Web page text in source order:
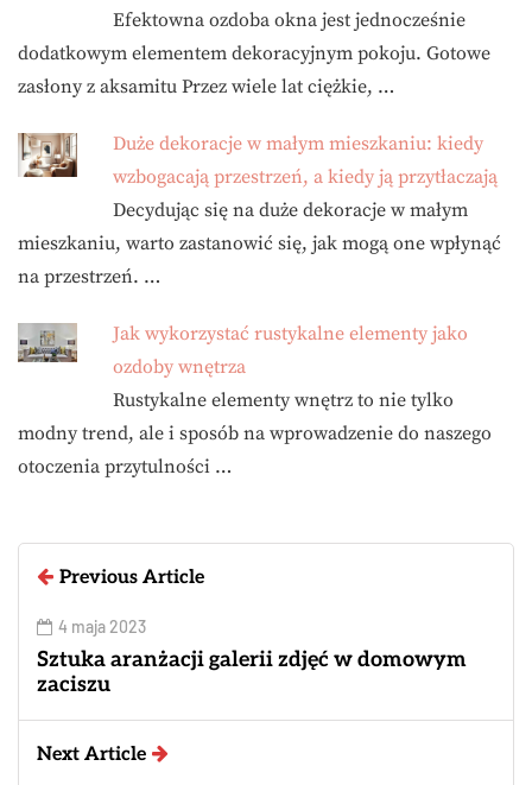
Efektowna ozdoba okna jest jednocześnie
dodatkowym elementem dekoracyjnym pokoju. Gotowe
zasłony z aksamitu Przez wiele lat ciężkie, …
Duże dekoracje w małym mieszkaniu: kiedy
wzbogacają przestrzeń, a kiedy ją przytłaczają
Decydując się na duże dekoracje w małym
mieszkaniu, warto zastanowić się, jak mogą one wpłynąć
na przestrzeń. …
Jak wykorzystać rustykalne elementy jako
ozdoby wnętrza
Rustykalne elementy wnętrz to nie tylko
modny trend, ale i sposób na wprowadzenie do naszego
otoczenia przytulności …
Previous Article
4 maja 2023
Sztuka aranżacji galerii zdjęć w domowym
zaciszu
Next Article